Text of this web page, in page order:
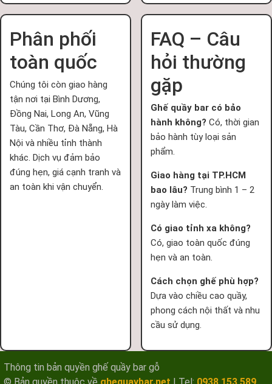
Phân phối
toàn quốc
Chúng tôi còn giao hàng
tận nơi tại Bình Dương,
Đồng Nai, Long An, Vũng
Tàu, Cần Thơ, Đà Nẵng, Hà
Nội và nhiều tỉnh thành
khác. Dịch vụ đảm bảo
đúng hẹn, giá cạnh tranh và
an toàn khi vận chuyển.
FAQ – Câu
hỏi thường
gặp
Ghế quầy bar có bảo
hành không? Có, thời gian
bảo hành tùy loại sản
phẩm.
Giao hàng tại TP.HCM
bao lâu? Trung bình 1 – 2
ngày làm việc.
Có giao tỉnh xa không?
Có, giao toàn quốc đúng
hẹn và an toàn.
Cách chọn ghế phù hợp?
Dựa vào chiều cao quầy,
phong cách nội thất và nhu
cầu sử dụng.
Thông tin bản quyền ghế quầy bar gỗ
© Bản quyền thuộc về ghequaybar.net | Tel: 0938 153 589